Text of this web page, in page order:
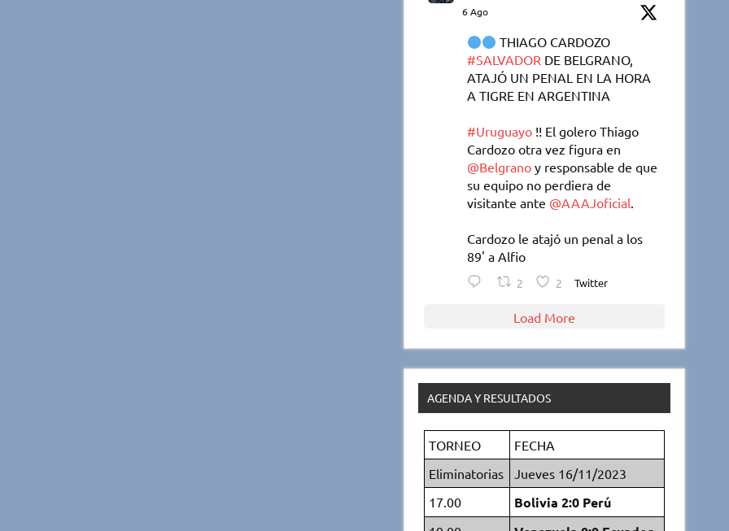
6 Ago
THIAGO CARDOZO
#SALVADOR DE BELGRANO,
ATAJÓ UN PENAL EN LA HORA
A TIGRE EN ARGENTINA
#Uruguayo !! El golero Thiago
Cardozo otra vez figura en
@Belgrano y responsable de que
su equipo no perdiera de
visitante ante @AAAJoficial.
Cardozo le atajó un penal a los
89' a Alfio
2 2 Twitter
Load More
AGENDA Y RESULTADOS
TORNEO
FECHA
Eliminatorias
Jueves 16/11/2023
17.00
Bolivia 2:0 Perú